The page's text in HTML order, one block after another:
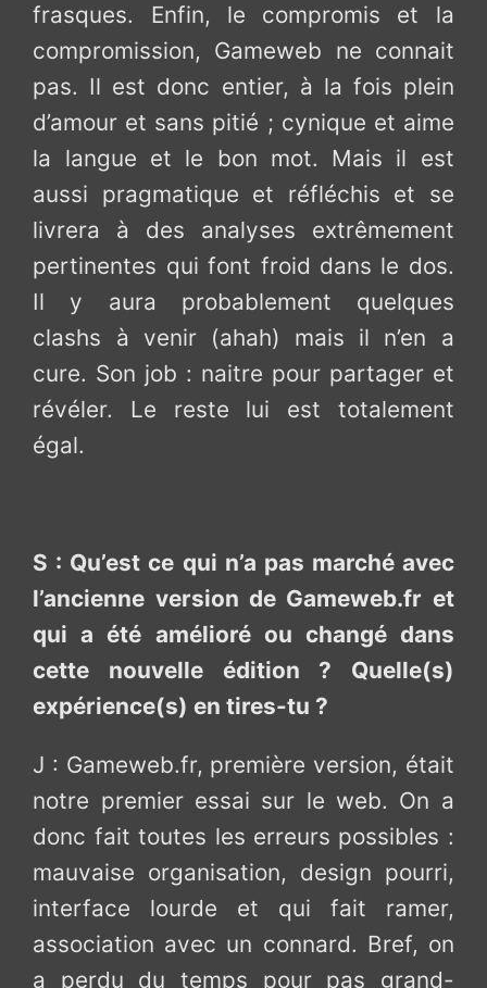
frasques. Enfin, le compromis et la
compromission, Gameweb ne connait
pas. Il est donc entier, à la fois plein
d’amour et sans pitié ; cynique et aime
la langue et le bon mot. Mais il est
aussi pragmatique et réfléchis et se
livrera à des analyses extrêmement
pertinentes qui font froid dans le dos.
Il y aura probablement quelques
clashs à venir (ahah) mais il n’en a
cure. Son job : naitre pour partager et
révéler. Le reste lui est totalement
égal.
S : Qu’est ce qui n’a pas marché avec
l’ancienne version de Gameweb.fr et
qui a été amélioré ou changé dans
cette nouvelle édition ? Quelle(s)
expérience(s) en tires-tu ?
J : Gameweb.fr, première version, était
notre premier essai sur le web. On a
donc fait toutes les erreurs possibles :
mauvaise organisation, design pourri,
interface lourde et qui fait ramer,
association avec un connard. Bref, on
a perdu du temps pour pas grand-